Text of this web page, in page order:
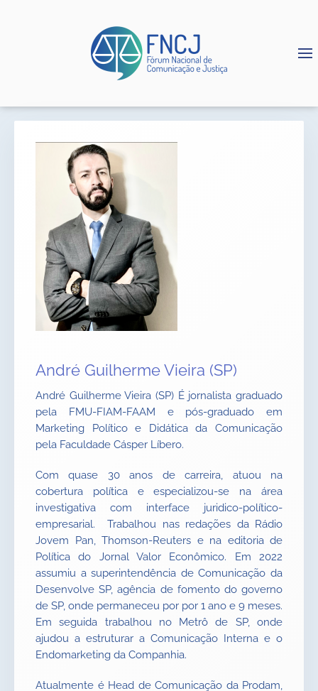
André Guilherme Vieira (SP)
André Guilherme Vieira (SP) É jornalista graduado
pela FMU-FIAM-FAAM e pós-graduado em
Marketing Político e Didática da Comunicação
pela Faculdade Cásper Líbero.
Com quase 30 anos de carreira, atuou na
cobertura política e especializou-se na área
investigativa com interface juridico-político-
empresarial. Trabalhou nas redações da Rádio
Jovem Pan, Thomson-Reuters e na editoria de
Política do Jornal Valor Econômico. Em 2022
assumiu a superintendência de Comunicação da
Desenvolve SP, agência de fomento do governo
de SP, onde permaneceu por por 1 ano e 9 meses.
Em seguida trabalhou no Metrô de SP, onde
ajudou a estruturar a Comunicação Interna e o
Endomarketing da Companhia.
Atualmente é Head de Comunicação da Prodam,